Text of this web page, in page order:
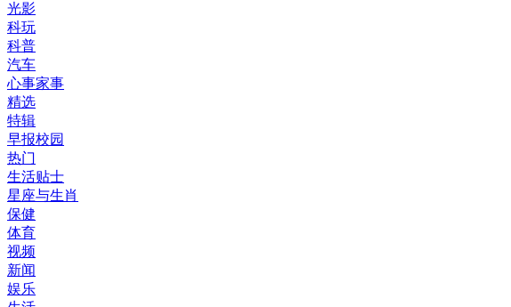
光影
科玩
科普
汽车
心事家事
精选
特辑
早报校园
热门
生活贴士
星座与生肖
保健
体育
视频
新闻
娱乐